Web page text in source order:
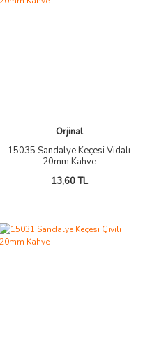
Orjinal
15035 Sandalye Keçesi Vidalı
20mm Kahve
13,60 TL